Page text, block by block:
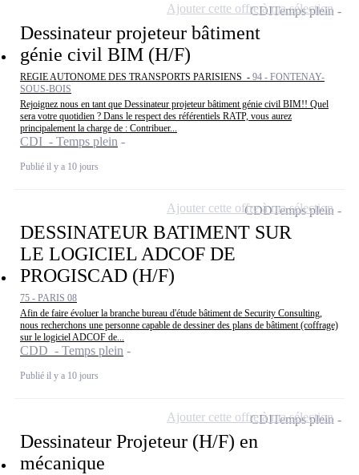
Dessinateur projeteur bâtiment
génie civil BIM (H/F)
REGIE AUTONOME DES TRANSPORTS PARISIENS - 94 - FONTENAY-
SOUS-BOIS
Rejoignez nous en tant que Dessinateur projeteur bâtiment génie civil BIM!! Quel
sera votre quotidien ? Dans le respect des référentiels RATP, vous aurez
principalement la charge de : Contribuer...
CDI - Temps plein
Publié il y a 10 jours
CDITemps plein
Ajouter cette offre à ma sélection
DESSINATEUR BATIMENT SUR
LE LOGICIEL ADCOF DE
PROGISCAD (H/F)
75 - PARIS 08
Afin de faire évoluer la branche bureau d'étude bâtiment de Security Consulting,
nous recherchons une personne capable de dessiner des plans de bâtiment (coffrage)
sur le logiciel ADCOF de...
CDD - Temps plein
Publié il y a 10 jours
CDDTemps plein
Ajouter cette offre à ma sélection
Dessinateur Projeteur (H/F) en
mécanique
CDITemps plein
Ajouter cette offre à ma sélection